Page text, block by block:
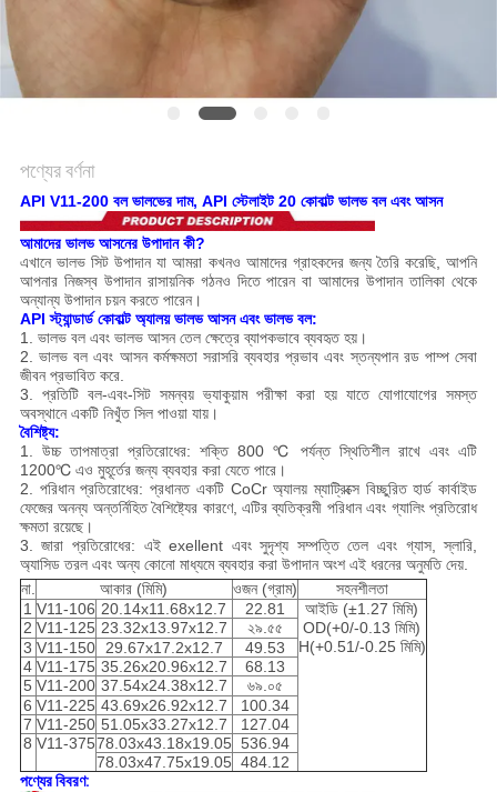
গোপনীয়তা
নীতি
পণ্যের বর্ণনা
API V11-200 বল ভালভের দাম, API স্টেলাইট 20 কোবাল্ট ভালভ বল এবং আসন
আমাদের ভালভ আসনের উপাদান কী?
এখানে ভালভ সিট উপাদান যা আমরা কখনও আমাদের গ্রাহকদের জন্য তৈরি করেছি, আপনি
আপনার নিজস্ব উপাদান রাসায়নিক গঠনও দিতে পারেন বা আমাদের উপাদান তালিকা থেকে
অন্যান্য উপাদান চয়ন করতে পারেন।
API স্ট্যান্ডার্ড কোবাল্ট অ্যালয় ভালভ আসন এবং ভালভ বল:
1. ভালভ বল এবং ভালভ আসন তেল ক্ষেত্রে ব্যাপকভাবে ব্যবহৃত হয়।
2. ভালভ বল এবং আসন কর্মক্ষমতা সরাসরি ব্যবহার প্রভাব এবং স্তন্যপান রড পাম্প সেবা
জীবন প্রভাবিত করে.
3. প্রতিটি বল-এবং-সিট সমন্বয় ভ্যাকুয়াম পরীক্ষা করা হয় যাতে যোগাযোগের সমস্ত
অবস্থানে একটি নিখুঁত সিল পাওয়া যায়।
বৈশিষ্ট্য:
1. উচ্চ তাপমাত্রা প্রতিরোধের: শক্তি 800 ℃ পর্যন্ত স্থিতিশীল রাখে এবং এটি
1200℃ এও মুহূর্তের জন্য ব্যবহার করা যেতে পারে।
2. পরিধান প্রতিরোধের: প্রধানত একটি CoCr অ্যালয় ম্যাট্রিক্সে বিচ্ছুরিত হার্ড কার্বাইড
ফেজের অনন্য অন্তর্নিহিত বৈশিষ্ট্যের কারণে, এটির ব্যতিক্রমী পরিধান এবং গ্যালিং প্রতিরোধ
ক্ষমতা রয়েছে।
3. জারা প্রতিরোধের: এই exellent এবং সুদৃশ্য সম্পত্তি তেল এবং গ্যাস, স্লারি,
অ্যাসিড তরল এবং অন্য কোনো মাধ্যমে ব্যবহার করা উপাদান অংশ এই ধরনের অনুমতি দেয়.
না.
আকার (মিমি) ওজন (গ্রাম)
সহনশীলতা
1 V11-106 20.14x11.68x12.7 22.81
আইডি (±1.27 মিমি)
OD(+0/-0.13 মিমি)
H(+0.51/-0.25 মিমি)
2 V11-125 23.32x13.97x12.7
২৯.৫৫
3 V11-150 29.67x17.2x12.7
49.53
4 V11-175 35.26x20.96x12.7
68.13
5 V11-200 37.54x24.38x12.7
৬৯.০৫
6 V11-225 43.69x26.92x12.7
100.34
7 V11-250 51.05x33.27x12.7
127.04
8 V11-37578.03x43.18x19.05 536.94
78.03x47.75x19.05 484.12
পণ্যের বিবরণ: